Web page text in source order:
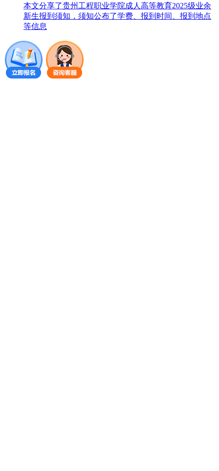
本文分享了贵州工程职业学院成人高等教育2025级业余
新生报到须知，须知公布了学费、报到时间、报到地点
等信息